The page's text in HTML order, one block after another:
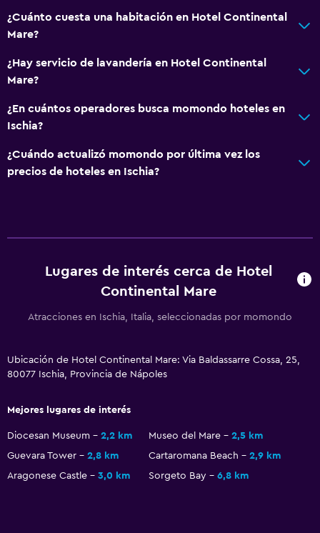
Gorro de baño
Bidé
Papel higiénico
Comedor
Almuerzos para llevar
La comida se puede entregar en el alojamiento
Bar de tapas
Piscina y spa
Piscina con vista
¿Cuánto cuesta una habitación en Hotel Continental
Mare?
¿Hay servicio de lavandería en Hotel Continental
Mare?
¿En cuántos operadores busca momondo hoteles en
Ischia?
¿Cuándo actualizó momondo por última vez los
precios de hoteles en Ischia?
Lugares de interés cerca de Hotel
Continental Mare
Atracciones en Ischia, Italia, seleccionadas por momondo
Ubicación de Hotel Continental Mare: Via Baldassarre Cossa, 25,
80077 Ischia, Provincia de Nápoles
Mejores lugares de interés
Diocesan Museum 2,2 km Museo del Mare
2,5 km
Guevara Tower
2,8 km Cartaromana Beach
2,9 km
Aragonese Castle
3,0 km Sorgeto Bay 6,8 km